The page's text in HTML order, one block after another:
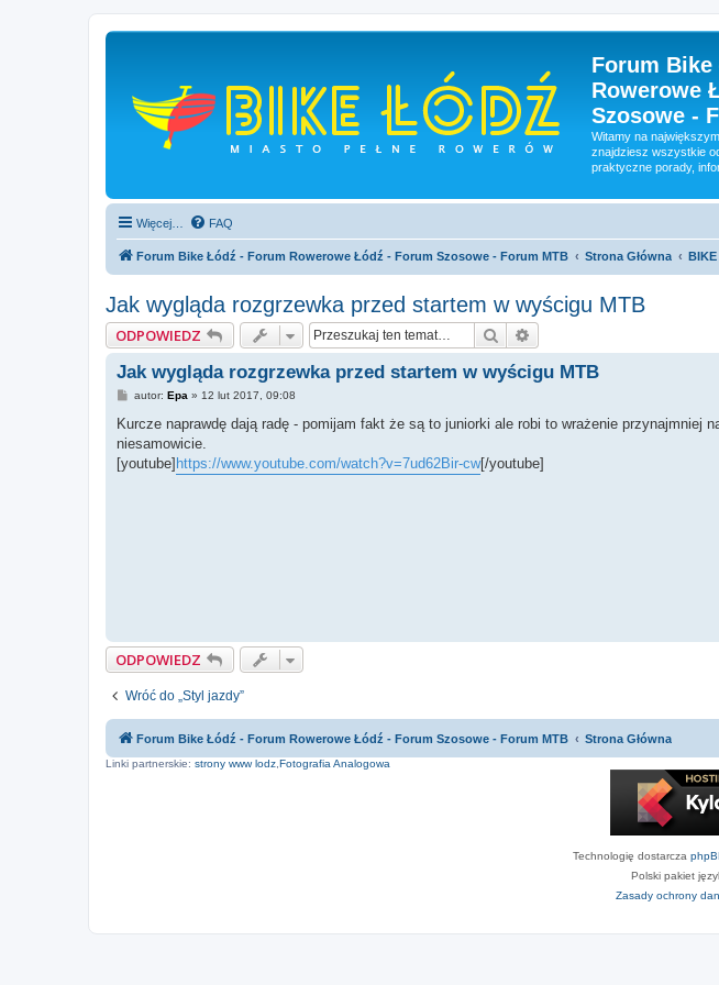
Forum Bike
Rowerowe
Szosowe -
Witamy na
znajdziesz wszystkie
praktyczne porady,
Więcej… FAQ
Forum Bike Łódź - Forum Rowerowe Łódź - Forum Szosowe - Forum MTB Strona Główna
Jak wygląda rozgrzewka przed startem w wyścigu MTB
ODPOWIEDZ Szukaj
Jak wygląda rozgrzewka przed startem w wyścigu MTB
P
s
autor: Epa » 12 lut 2017, 09:08
Kurcze naprawdę dają radę - pomijam fakt że są to juniorki ale robi to wrażenie przynajmniej
niesamowicie.
[youtube]https://www.youtube.com/watch?v=7ud62Bir-cw[/youtube]
ODPOWIEDZ
Wróć do „Styl jazdy”
Forum Bike Łódź - Forum Rowerowe Łódź - Forum Szosowe - Forum MTB Strona Główna
Linki partnerskie: strony www lodz Fotografia Analogowa
Technologię dostarcza
Polski pakiet
Zasady ochrony